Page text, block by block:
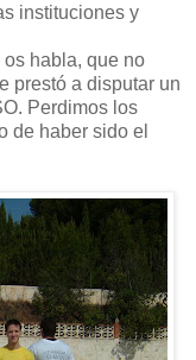
instituciones y
habla, que no
prestó a disputar un
Perdimos los
de haber sido el